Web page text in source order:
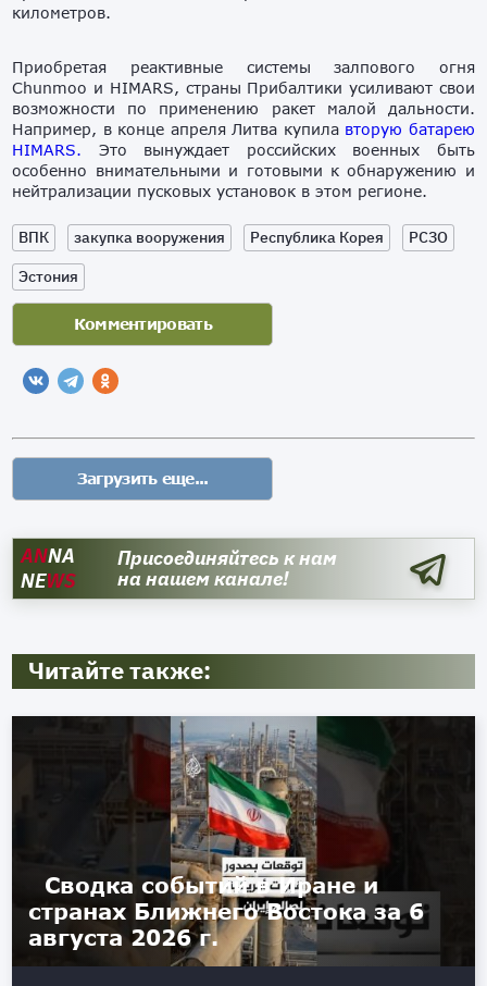
километров.
Приобретая реактивные системы залпового огня
Chunmoo и HIMARS, страны Прибалтики усиливают свои
возможности по применению ракет малой дальности.
Например, в конце апреля Литва купила вторую батарею
HIMARS. Это вынуждает российских военных быть
особенно внимательными и готовыми к обнаружению и
нейтрализации пусковых установок в этом регионе.
ВПК закупка вооружения Республика Корея
РСЗО
Эстония
ANNA
NEWS
Присоединяйтесь к нам
на нашем канале!
Читайте также:
Сводка событий в Иране и
странах Ближнего Востока за 6
августа 2026 г.